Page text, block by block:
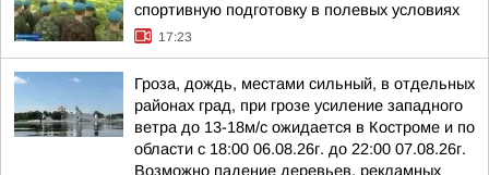
спортивную подготовку в полевых условиях
17:23
Гроза, дождь, местами сильный, в отдельных
районах град, при грозе усиление западного
ветра до 13-18м/с ожидается в Костроме и по
области с 18:00 06.08.26г. до 22:00 07.08.26г.
Возможно падение деревьев, рекламных